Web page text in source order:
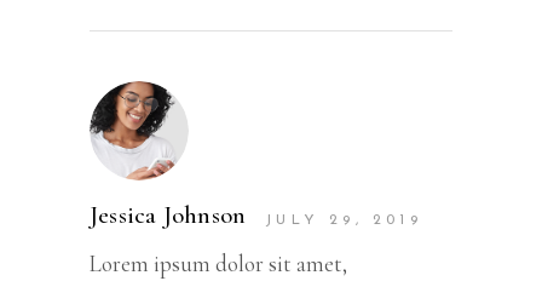
Jessica Johnson JULY 29, 2019
Lorem ipsum dolor sit amet,